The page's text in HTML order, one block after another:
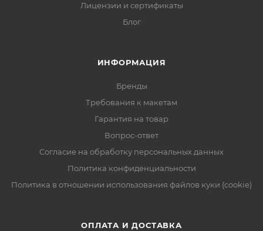
Лицензии и сертификаты
Блог
ИНФОРМАЦИЯ
Бренды
Требования к макетам
Гарантия на товар
Вопрос-ответ
Согласие на обработку персональных данных
Политика конфиденциальности
Политика в отношении использования файлов куки (cookie)
ОПЛАТА И ДОСТАВКА